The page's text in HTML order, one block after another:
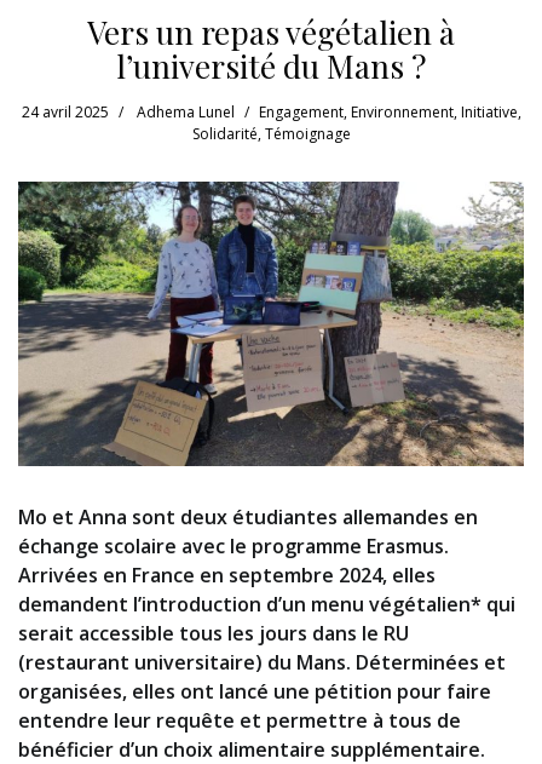
Vers un repas végétalien à
l’université du Mans ?
24 avril 2025 Adhema Lunel Engagement,Environnement,Initiative,
Solidarité,Témoignage
Mo et Anna sont deux étudiantes allemandes en
échange scolaire avec le programme Erasmus.
Arrivées en France en septembre 2024, elles
demandent l’introduction d’un menu végétalien* qui
serait accessible tous les jours dans le RU
(restaurant universitaire) du Mans. Déterminées et
organisées, elles ont lancé une pétition pour faire
entendre leur requête et permettre à tous de
bénéficier d’un choix alimentaire supplémentaire.